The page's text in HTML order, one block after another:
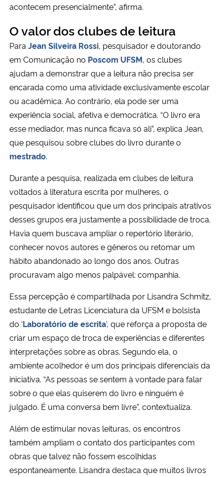
acontecem presencialmente”, afirma.
O valor dos clubes de leitura
Para Jean Silveira Rossi, pesquisador e doutorando
em Comunicação no Poscom UFSM, os clubes
ajudam a demonstrar que a leitura não precisa ser
encarada como uma atividade exclusivamente escolar
ou acadêmica. Ao contrário, ela pode ser uma
experiência social, afetiva e democrática. “O livro era
esse mediador, mas nunca ficava só ali”, explica Jean,
que pesquisou sobre clubes do livro durante o
mestrado.
Durante a pesquisa, realizada em clubes de leitura
voltados à literatura escrita por mulheres, o
pesquisador identificou que um dos principais atrativos
desses grupos era justamente a possibilidade de troca.
Havia quem buscava ampliar o repertório literário,
conhecer novos autores e gêneros ou retomar um
hábito abandonado ao longo dos anos. Outras
procuravam algo menos palpável: companhia.
Essa percepção é compartilhada por Lisandra Schmitz,
estudante de Letras Licenciatura da UFSM e bolsista
do ‘Laboratório de escrita’, que reforça a proposta de
criar um espaço de troca de experiências e diferentes
interpretações sobre as obras. Segundo ela, o
ambiente acolhedor é um dos principais diferenciais da
iniciativa. “As pessoas se sentem à vontade para falar
sobre o que elas quiserem do livro e ninguém é
julgado. É uma conversa bem livre”, contextualiza.
Além de estimular novas leituras, os encontros
também ampliam o contato dos participantes com
obras que talvez não fossem escolhidas
espontaneamente. Lisandra destaca que muitos livros